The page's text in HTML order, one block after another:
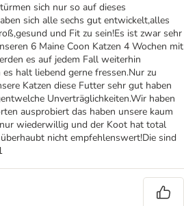
sich nur so auf dieses
sich alle sechs gut entwickelt,alles
und Fit zu sein!Es ist zwar sehr
6 Maine Coon Katzen 4 Wochen mit
es auf jedem Fall weiterhin
halt liebend gerne fressen.Nur zu
Katzen diese Futter sehr gut haben
Unverträglichkeiten.Wir haben
ausprobiert das haben unsere kaum
wiederwillig und der Koot hat total
nicht empfehlenswert!Die sind